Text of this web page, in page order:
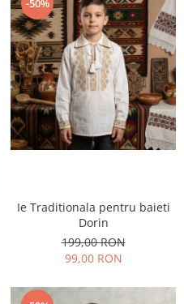
-50%
Ie Traditionala pentru baieti
Dorin
199,00 RON
99,00 RON